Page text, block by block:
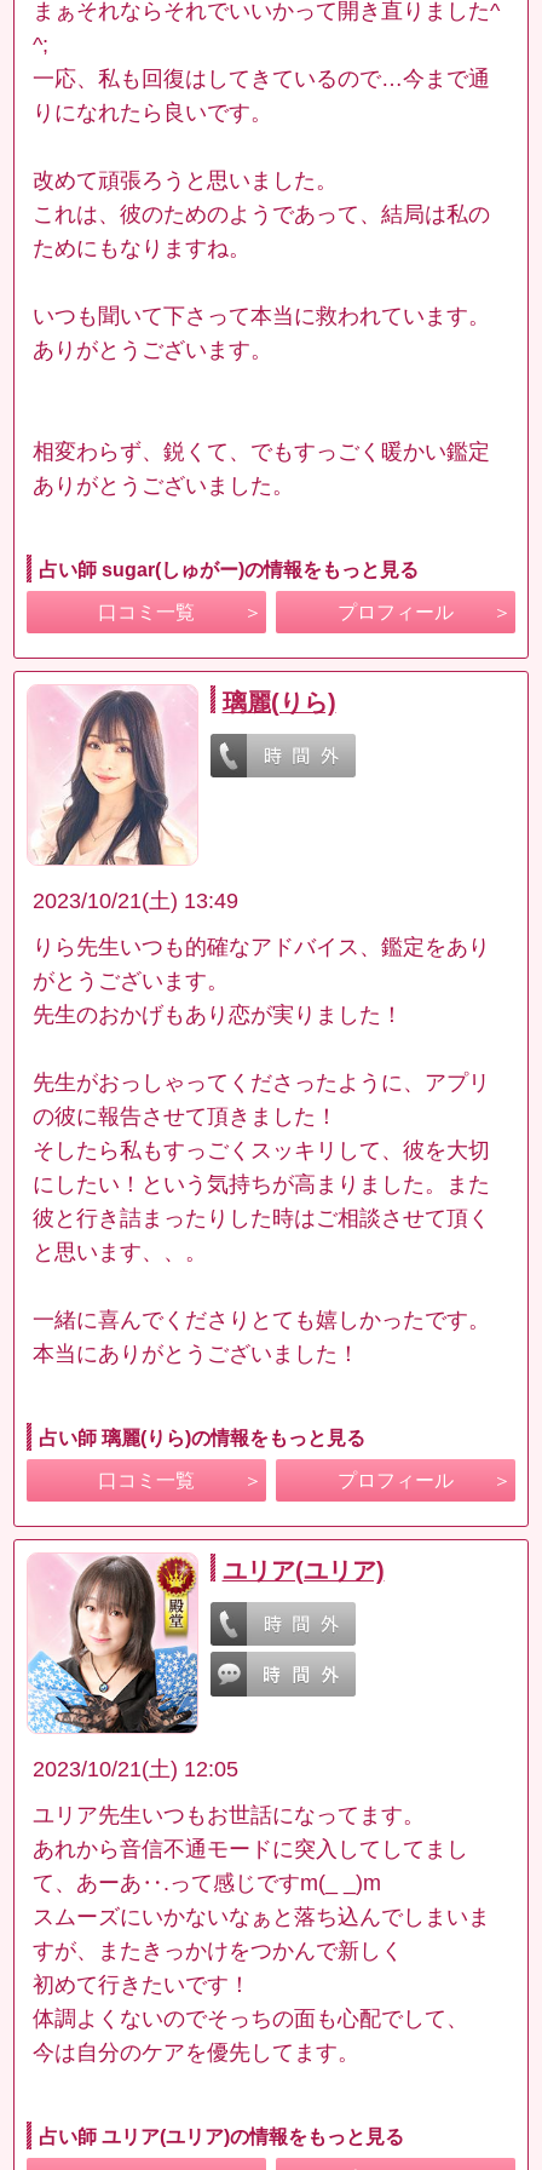
まぁそれならそれでいいかって開き直りました^
^;
一応、私も回復はしてきているので…今まで通
りになれたら良いです。
改めて頑張ろうと思いました。
これは、彼のためのようであって、結局は私の
ためにもなりますね。
いつも聞いて下さって本当に救われています。
ありがとうございます。
相変わらず、鋭くて、でもすっごく暖かい鑑定
ありがとうございました。
占い師 sugar(しゅがー)の情報をもっと見る
口コミ一覧 プロフィール
璃麗(りら)
2023/10/21(土) 13:49
りら先生いつも的確なアドバイス、鑑定をあり
がとうございます。
先生のおかげもあり恋が実りました！
先生がおっしゃってくださったように、アプリ
の彼に報告させて頂きました！
そしたら私もすっごくスッキリして、彼を大切
にしたい！という気持ちが高まりました。また
彼と行き詰まったりした時はご相談させて頂く
と思います、、。
一緒に喜んでくださりとても嬉しかったです。
本当にありがとうございました！
占い師 璃麗(りら)の情報をもっと見る
口コミ一覧 プロフィール
ユリア(ユリア)
2023/10/21(土) 12:05
ユリア先生いつもお世話になってます。
あれから音信不通モードに突入してしてまし
て、あーあ‥.って感じですm(_ _)m
スムーズにいかないなぁと落ち込んでしまいま
すが、またきっかけをつかんで新しく
初めて行きたいです！
体調よくないのでそっちの面も心配でして、
今は自分のケアを優先してます。
占い師 ユリア(ユリア)の情報をもっと見る